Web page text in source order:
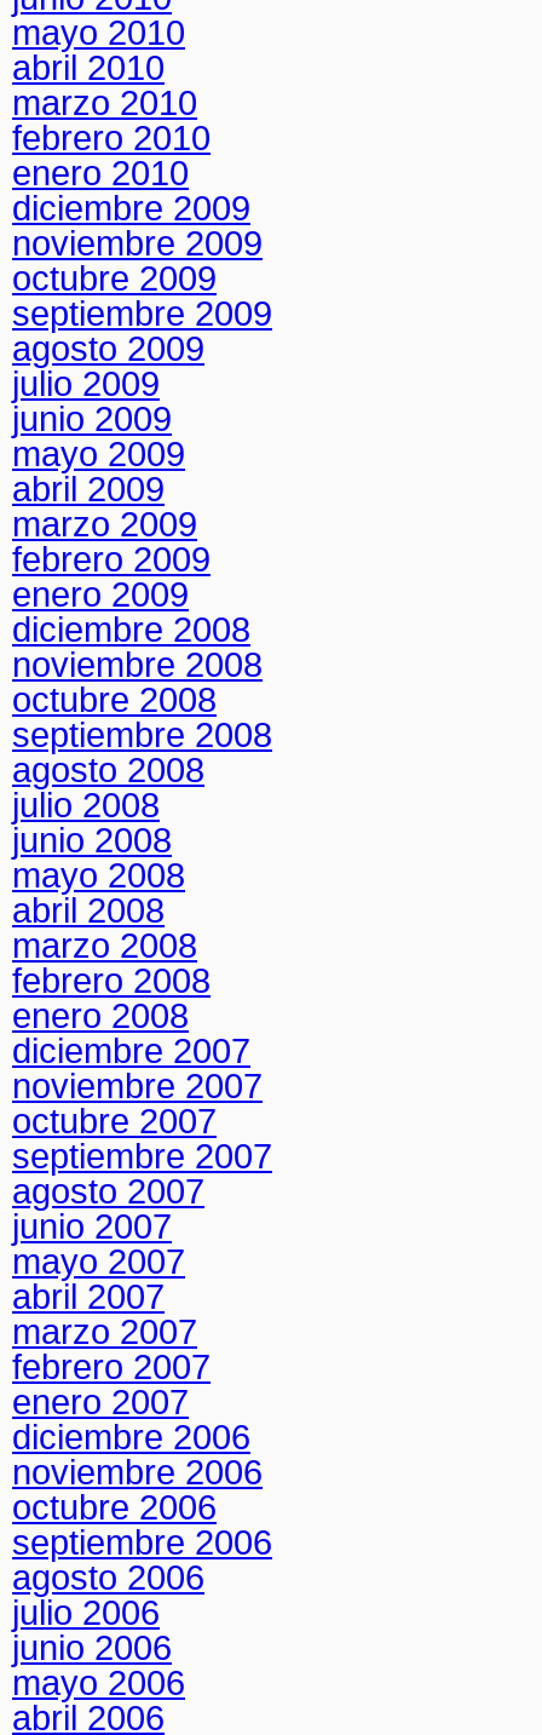
mayo 2010
abril 2010
marzo 2010
febrero 2010
enero 2010
diciembre 2009
noviembre 2009
octubre 2009
septiembre 2009
agosto 2009
julio 2009
junio 2009
mayo 2009
abril 2009
marzo 2009
febrero 2009
enero 2009
diciembre 2008
noviembre 2008
octubre 2008
septiembre 2008
agosto 2008
julio 2008
junio 2008
mayo 2008
abril 2008
marzo 2008
febrero 2008
enero 2008
diciembre 2007
noviembre 2007
octubre 2007
septiembre 2007
agosto 2007
junio 2007
mayo 2007
abril 2007
marzo 2007
febrero 2007
enero 2007
diciembre 2006
noviembre 2006
octubre 2006
septiembre 2006
agosto 2006
julio 2006
junio 2006
mayo 2006
abril 2006